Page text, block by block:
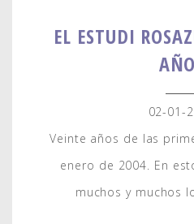
EL ESTUDI
02-01-
Veinte años de las
enero de 2004. En
muchos y muchos